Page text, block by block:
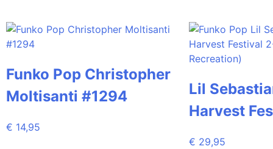
Funko Pop Christopher
Moltisanti #1294
€ 14,95
Lil
Harvest
€ 29,95